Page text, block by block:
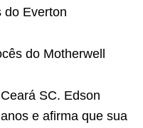
do Everton
do Motherwell
SC. Edson
e afirma que sua